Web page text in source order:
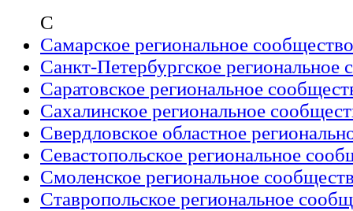
С
Самарское региональное сообщество
Санкт-Петербургское региональное
Саратовское региональное
Сахалинское региональное
Свердловское областное
Севастопольское региональное
Смоленское региональное
Ставропольское региональное